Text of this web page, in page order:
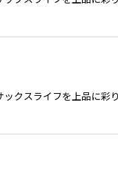
クスライフを上品に彩